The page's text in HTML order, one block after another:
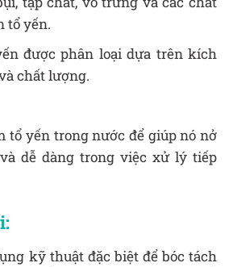
tổ yến.
được phân loại dựa trên kích
chất lượng.
tổ yến trong nước để giúp nó nở
dễ dàng trong việc xử lý tiếp
kỹ thuật đặc biệt để bóc tách